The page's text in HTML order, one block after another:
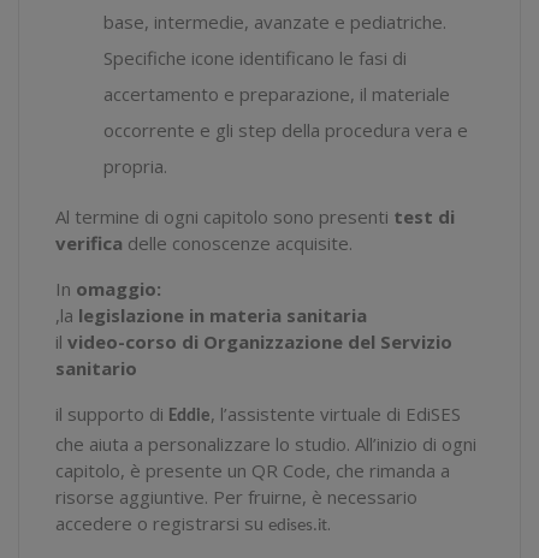
base, intermedie, avanzate e pediatriche.
Specifiche icone identificano le fasi di
accertamento e preparazione, il materiale
occorrente e gli step della procedura vera e
propria.
Al termine di ogni capitolo sono presenti test di
verifica delle conoscenze acquisite.
In omaggio:
,la legislazione in materia sanitaria
il video-corso di Organizzazione del Servizio
sanitario
il supporto di Eddie, l’assistente virtuale di EdiSES
che aiuta a personalizzare lo studio. All’inizio di ogni
capitolo, è presente un QR Code, che rimanda a
risorse aggiuntive. Per fruirne, è necessario
accedere o registrarsi su edises.it.